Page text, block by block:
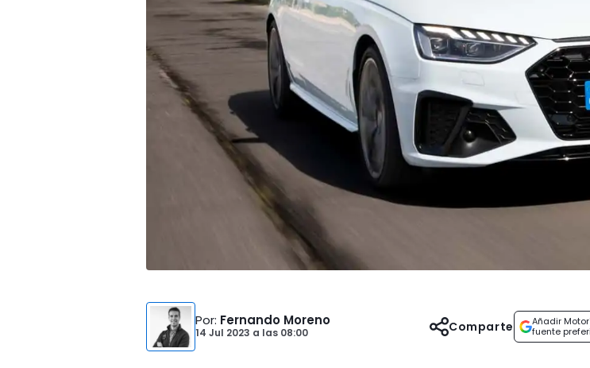
Por: Fernando Moreno
14 Jul 2023 a las 08:00
Añadir
fuente
Comparte